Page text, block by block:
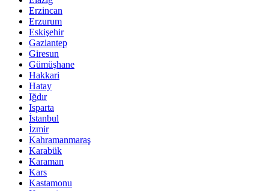
Erzincan
Erzurum
Eskişehir
Gaziantep
Giresun
Gümüşhane
Hakkari
Hatay
Iğdır
Isparta
İstanbul
İzmir
Kahramanmaraş
Karabük
Karaman
Kars
Kastamonu